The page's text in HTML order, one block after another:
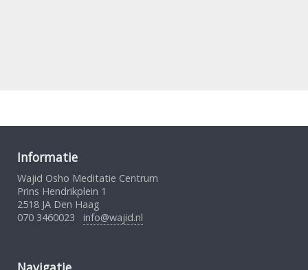
Informatie
Wajid Osho Meditatie Centrum
Prins Hendrikplein 1
2518 JA Den Haag
070 3460023 info@wajid.nl